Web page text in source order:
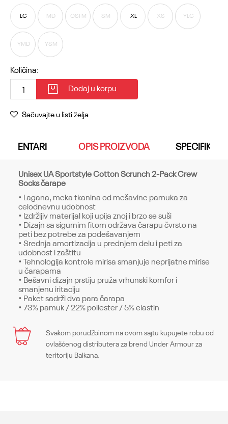
LG MD OSFM SM XL XS YLG
YMD YSM
Količina:
Dodaj u korpu
Sačuvajte u listi želja
OPIS PROIZVODA
Unisex UA Sportstyle Cotton Scrunch 2-Pack Crew
Socks čarape
• Lagana, meka tkanina od mešavine pamuka za
celodnevnu udobnost
• Izdržljiv materijal koji upija znoj i brzo se suši
• Dizajn sa sigurnim fitom održava čarapu čvrsto na
peti bez potrebe za podešavanjem
• Srednja amortizacija u prednjem delu i peti za
udobnost i zaštitu
• Tehnologija kontrole mirisa smanjuje neprijatne mirise
u čarapama
• Bešavni dizajn prstiju pruža vrhunski komfor i
smanjenu iritaciju
• Paket sadrži dva para čarapa
• 73% pamuk / 22% poliester / 5% elastin
Karakteristika
Kategorija
Ime/Nadimak
Svakom porudžbinom na ovom sajtu kupujete robu od
ovlašćenog distributera za brend Under Armour za
teritoriju Balkana.